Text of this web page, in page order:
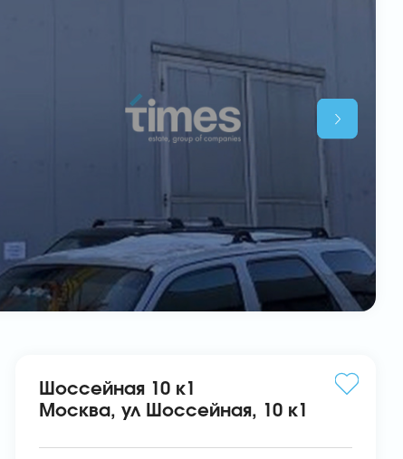
Шоссейная 10 к1
Москва, ул Шоссейная, 10 к1